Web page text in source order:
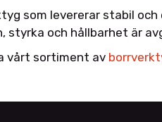
som levererar stabil
styrka och hållbarhet är
vårt sortiment av